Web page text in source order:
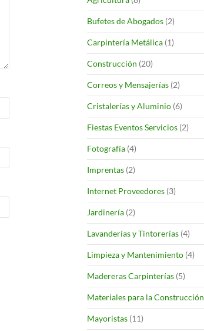
Bufetes de Abogados (2)
Carpintería Metálica (1)
Construcción (20)
Correos y Mensajerías (2)
Cristalerías y Aluminio (6)
Fiestas Eventos Servicios (2)
Fotografía (4)
Imprentas (2)
Internet Proveedores (3)
Jardinería (2)
Lavanderías y Tintorerías (4)
Limpieza y Mantenimiento (4)
Madereras Carpinterías (5)
Materiales para la Construcción
Mayoristas (11)